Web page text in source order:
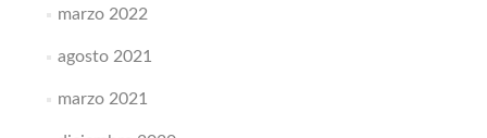
marzo 2022
agosto 2021
marzo 2021